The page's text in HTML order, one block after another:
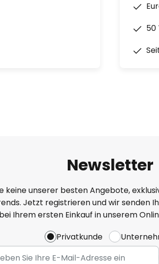
50
Newsletter
keine unserer besten Angebote,
Jetzt registrieren und wir senden
Ihrem ersten Einkauf in unserem
Privatkunde